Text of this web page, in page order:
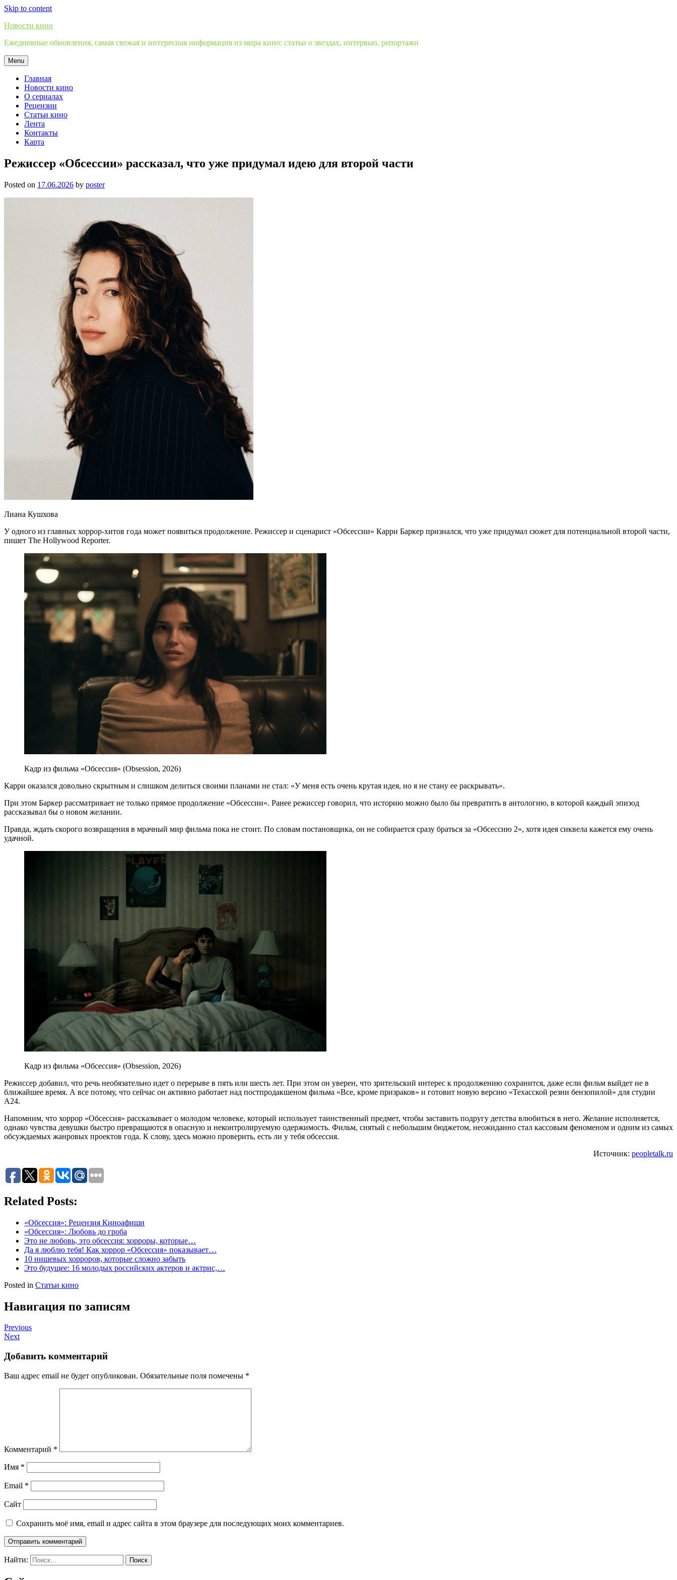
Skip to content
Новости кино
Ежедневные обновления, самая свежая и интересная информация из мира кино: статьи о звездах, интервью, репортажи
Menu
Главная
Новости кино
О сериалах
Рецензии
Статьи кино
Лента
Контакты
Карта
Режиссер «Обсессии» рассказал, что уже придумал идею для второй части
Posted on 17.06.2026 by poster
Лиана Кушхова
У одного из главных хоррор-хитов года может появиться продолжение. Режиссер и сценарист «Обсессии» Карри Баркер признался, что уже придумал сюжет для потенциальной второй части,
пишет The Hollywood Reporter.
Кадр из фильма «Обсессия» (Obsession, 2026)
Карри оказался довольно скрытным и слишком делиться своими планами не стал: «У меня есть очень крутая идея, но я не стану ее раскрывать».
При этом Баркер рассматривает не только прямое продолжение «Обсессии». Ранее режиссер говорил, что историю можно было бы превратить в антологию, в которой каждый эпизод
рассказывал бы о новом желании.
Правда, ждать скорого возвращения в мрачный мир фильма пока не стоит. По словам постановщика, он не собирается сразу браться за «Обсессию 2», хотя идея сиквела кажется ему очень
удачной.
Кадр из фильма «Обсессия» (Obsession, 2026)
Режиссер добавил, что речь необязательно идет о перерыве в пять или шесть лет. При этом он уверен, что зрительский интерес к продолжению сохранится, даже если фильм выйдет не в
ближайшее время. А все потому, что сейчас он активно работает над постпродакшеном фильма «Все, кроме призраков» и готовит новую версию «Техасской резни бензопилой» для студии
A24.
Напомним, что хоррор «Обсессия» рассказывает о молодом человеке, который использует таинственный предмет, чтобы заставить подругу детства влюбиться в него. Желание исполняется,
однако чувства девушки быстро превращаются в опасную и неконтролируемую одержимость. Фильм, снятый с небольшим бюджетом, неожиданно стал кассовым феноменом и одним из самых
обсуждаемых жанровых проектов года. К слову, здесь можно проверить, есть ли у тебя обсессия.
Источник: peopletalk.ru
Related Posts:
«Обсессия»: Рецензия Киноафиши
«Обсессия»: Любовь до гроба
Это не любовь, это обсессия: хорроры, которые…
Да я люблю тебя! Как хоррор «Обсессия» показывает…
10 нишевых хорроров, которые сложно забыть
Это будущее: 16 молодых российских актеров и актрис,…
Posted in Статьи кино
Навигация по записям
Previous
Next
Добавить комментарий
Ваш адрес email не будет опубликован. Обязательные поля помечены *
Комментарий *
Имя *
Email *
Сайт
Сохранить моё имя, email и адрес сайта в этом браузере для последующих моих комментариев.
Найти: